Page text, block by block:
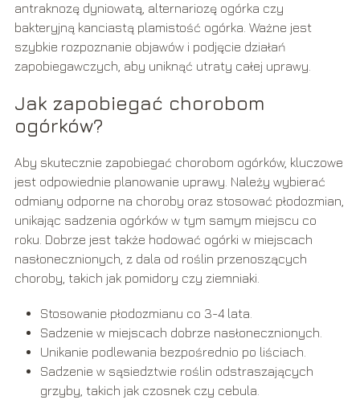
antraknozę dyniowatą, alternariozę ogórka czy
bakteryjną kanciastą plamistość ogórka. Ważne jest
szybkie rozpoznanie objawów i podjęcie działań
zapobiegawczych, aby uniknąć utraty całej uprawy.
Jak zapobiegać chorobom
ogórków?
Aby skutecznie zapobiegać chorobom ogórków, kluczowe
jest odpowiednie planowanie uprawy. Należy wybierać
odmiany odporne na choroby oraz stosować płodozmian,
unikając sadzenia ogórków w tym samym miejscu co
roku. Dobrze jest także hodować ogórki w miejscach
nasłonecznionych, z dala od roślin przenoszących
choroby, takich jak pomidory czy ziemniaki.
Stosowanie płodozmianu co 3-4 lata.
Sadzenie w miejscach dobrze nasłonecznionych.
Unikanie podlewania bezpośrednio po liściach.
Sadzenie w sąsiedztwie roślin odstraszających
grzyby, takich jak czosnek czy cebula.